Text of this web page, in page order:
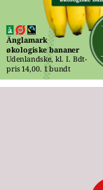
Änglamark
økologiske bananer
Udenlandske, kl. I. Bdt-
pris 14,00. 1 bundt